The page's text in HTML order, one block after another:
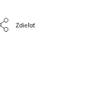
Zdieľať